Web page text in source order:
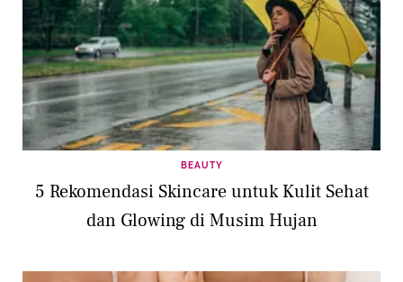
BEAUTY
5 Rekomendasi Skincare untuk Kulit Sehat
dan Glowing di Musim Hujan